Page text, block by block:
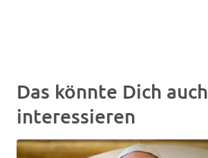
Das könnte Dich auch
interessieren